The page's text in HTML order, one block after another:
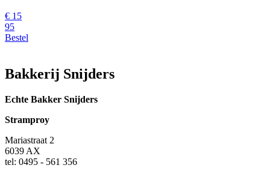
€ 15
95
Bestel
Bakkerij Snijders
Echte Bakker Snijders
Stramproy
Mariastraat 2
6039 AX
tel: 0495 - 561 356